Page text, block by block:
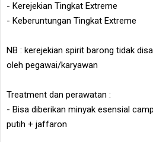
- Kerejekian Tingkat Extreme
- Keberuntungan Tingkat Extreme
NB : kerejekian spirit barong tidak
oleh pegawai/karyawan
Treatment dan perawatan :
- Bisa diberikan minyak esensial
putih + jaffaron